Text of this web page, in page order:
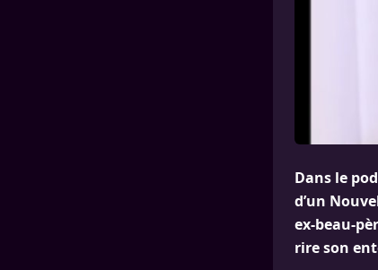
Dans le
d’un
ex-beau-
rire son